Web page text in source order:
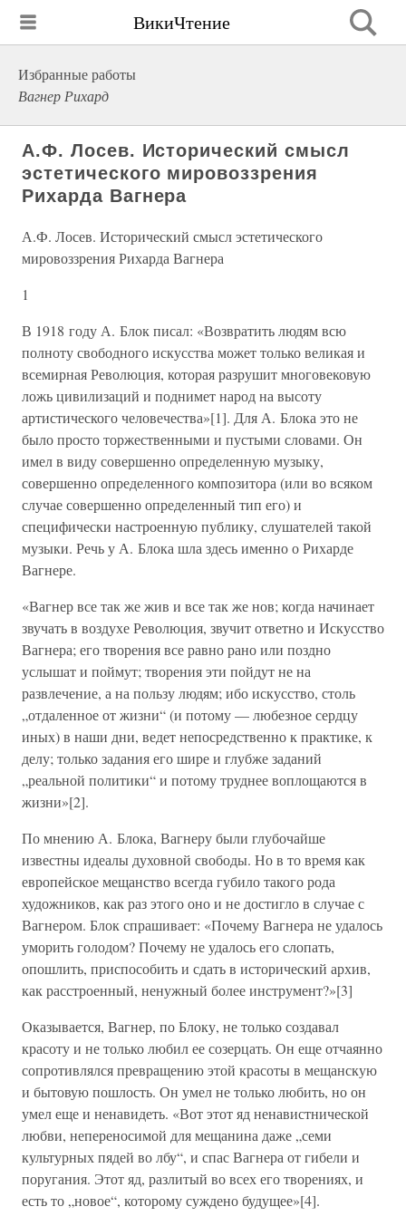
ВикиЧтение
Избранные работы
Вагнер Рихард
А.Ф. Лосев. Исторический смысл
эстетического мировоззрения
Рихарда Вагнера
А.Ф. Лосев. Исторический смысл эстетического
мировоззрения Рихарда Вагнера
1
В 1918 году А. Блок писал: «Возвратить людям всю
полноту свободного искусства может только великая и
всемирная Революция, которая разрушит многовековую
ложь цивилизаций и поднимет народ на высоту
артистического человечества»[1]. Для А. Блока это не
было просто торжественными и пустыми словами. Он
имел в виду совершенно определенную музыку,
совершенно определенного композитора (или во всяком
случае совершенно определенный тип его) и
специфически настроенную публику, слушателей такой
музыки. Речь у А. Блока шла здесь именно о Рихарде
Вагнере.
«Вагнер все так же жив и все так же нов; когда начинает
звучать в воздухе Революция, звучит ответно и Искусство
Вагнера; его творения все равно рано или поздно
услышат и поймут; творения эти пойдут не на
развлечение, а на пользу людям; ибо искусство, столь
„отдаленное от жизни“ (и потому — любезное сердцу
иных) в наши дни, ведет непосредственно к практике, к
делу; только задания его шире и глубже заданий
„реальной политики“ и потому труднее воплощаются в
жизни»[2].
По мнению А. Блока, Вагнеру были глубочайше
известны идеалы духовной свободы. Но в то время как
европейское мещанство всегда губило такого рода
художников, как раз этого оно и не достигло в случае с
Вагнером. Блок спрашивает: «Почему Вагнера не удалось
уморить голодом? Почему не удалось его слопать,
опошлить, приспособить и сдать в исторический архив,
как расстроенный, ненужный более инструмент?»[3]
Оказывается, Вагнер, по Блоку, не только создавал
красоту и не только любил ее созерцать. Он еще отчаянно
сопротивлялся превращению этой красоты в мещанскую
и бытовую пошлость. Он умел не только любить, но он
умел еще и ненавидеть. «Вот этот яд ненавистнической
любви, непереносимой для мещанина даже „семи
культурных пядей во лбу“, и спас Вагнера от гибели и
поругания. Этот яд, разлитый во всех его творениях, и
есть то „новое“, которому суждено будущее»[4].